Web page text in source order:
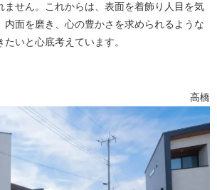
ません。これからは、表面を着飾り人目を気
内面を磨き、心の豊かさを求められるような
いと心底考えています。
高橋